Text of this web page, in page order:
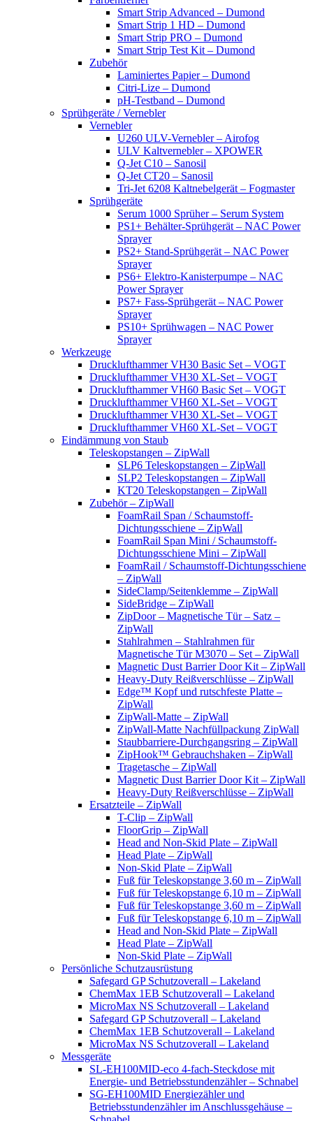
Smart Strip Advanced – Dumond
Smart Strip 1 HD – Dumond
Smart Strip PRO – Dumond
Smart Strip Test Kit – Dumond
Zubehör
Laminiertes Papier – Dumond
Citri-Lize – Dumond
pH-Testband – Dumond
Sprühgeräte / Vernebler
Vernebler
U260 ULV-Vernebler – Airofog
ULV Kaltvernebler – XPOWER
Q-Jet C10 – Sanosil
Q-Jet CT20 – Sanosil
Tri-Jet 6208 Kaltnebelgerät – Fogmaster
Sprühgeräte
Serum 1000 Sprüher – Serum System
PS1+ Behälter-Sprühgerät – NAC Power
Sprayer
PS2+ Stand-Sprühgerät – NAC Power
Sprayer
PS6+ Elektro-Kanisterpumpe – NAC
Power Sprayer
PS7+ Fass-Sprühgerät – NAC Power
Sprayer
PS10+ Sprühwagen – NAC Power
Sprayer
Werkzeuge
Drucklufthammer VH30 Basic Set – VOGT
Drucklufthammer VH30 XL-Set – VOGT
Drucklufthammer VH60 Basic Set – VOGT
Drucklufthammer VH60 XL-Set – VOGT
Drucklufthammer VH30 XL-Set – VOGT
Drucklufthammer VH60 XL-Set – VOGT
Eindämmung von Staub
Teleskopstangen – ZipWall
SLP6 Teleskopstangen – ZipWall
SLP2 Teleskopstangen – ZipWall
KT20 Teleskopstangen – ZipWall
Zubehör – ZipWall
FoamRail Span / Schaumstoff-
Dichtungsschiene – ZipWall
FoamRail Span Mini / Schaumstoff-
Dichtungsschiene Mini – ZipWall
FoamRail / Schaumstoff-Dichtungsschiene
– ZipWall
SideClamp/Seitenklemme – ZipWall
SideBridge – ZipWall
ZipDoor – Magnetische Tür – Satz –
ZipWall
Stahlrahmen – Stahlrahmen für
Magnetische Tür M3070 – Set – ZipWall
Magnetic Dust Barrier Door Kit – ZipWall
Heavy-Duty Reißverschlüsse – ZipWall
Edge™ Kopf und rutschfeste Platte –
ZipWall
ZipWall-Matte – ZipWall
ZipWall-Matte Nachfüllpackung ZipWall
Staubbarriere-Durchgangsring – ZipWall
ZipHook™ Gebrauchshaken – ZipWall
Tragetasche – ZipWall
Magnetic Dust Barrier Door Kit – ZipWall
Heavy-Duty Reißverschlüsse – ZipWall
Ersatzteile – ZipWall
T-Clip – ZipWall
FloorGrip – ZipWall
Head and Non-Skid Plate – ZipWall
Head Plate – ZipWall
Non-Skid Plate – ZipWall
Fuß für Teleskopstange 3,60 m – ZipWall
Fuß für Teleskopstange 6,10 m – ZipWall
Fuß für Teleskopstange 3,60 m – ZipWall
Fuß für Teleskopstange 6,10 m – ZipWall
Head and Non-Skid Plate – ZipWall
Head Plate – ZipWall
Non-Skid Plate – ZipWall
Persönliche Schutzausrüstung
Safegard GP Schutzoverall – Lakeland
ChemMax 1EB Schutzoverall – Lakeland
MicroMax NS Schutzoverall – Lakeland
Safegard GP Schutzoverall – Lakeland
ChemMax 1EB Schutzoverall – Lakeland
MicroMax NS Schutzoverall – Lakeland
Messgeräte
SL-EH100MID-eco 4-fach-Steckdose mit
Energie- und Betriebsstundenzähler – Schnabel
SG-EH100MID Energiezähler und
Betriebsstundenzähler im Anschlussgehäuse –